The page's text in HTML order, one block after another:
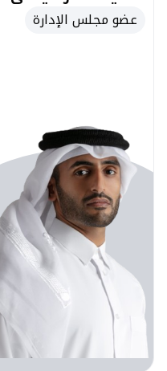
عضو مجلس الإدارة